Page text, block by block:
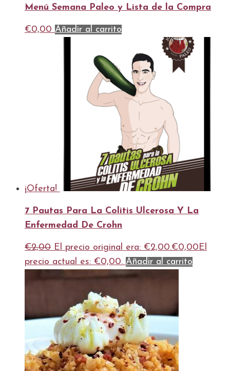
Menú Semana Paleo y Lista de la Compra
€0,00 Añadir al carrito
¡Oferta!
7 Pautas Para La Colitis Ulcerosa Y La
Enfermedad De Crohn
€2,00 El precio original era: €2,00.€0,00 El
precio actual es: €0,00. Añadir al carrito